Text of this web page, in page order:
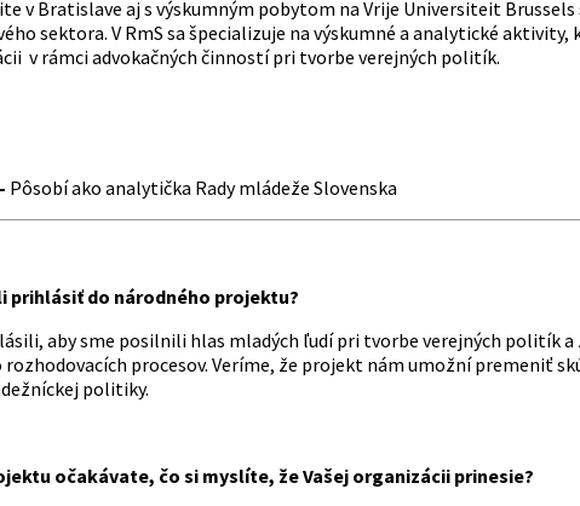
v Bratislave aj s výskumným pobytom na Vrije Universiteit
sektora. V RmS sa špecializuje na výskumné a analytické
v rámci advokačných činností pri tvorbe verejných politík.
Pôsobí ako analytička Rady mládeže Slovenska
prihlásiť do národného projektu?
aby sme posilnili hlas mladých ľudí pri tvorbe verejných politík
procesov. Veríme, že projekt nám umožní premeniť
politiky.
očakávate, čo si myslíte, že Vašej organizácii prinesie?